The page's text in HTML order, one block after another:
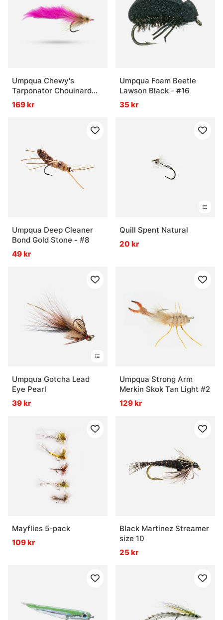
Vad är nymfer?
Umpqua Chewy's
Tarponator Chouinard
Pink/Tan #2/0
169 kr
Umpqua Foam Beetle
Lawson Black - #16
35 kr
Umpqua Deep Cleaner
Bond Gold Stone - #8
49 kr
Quill Spent Natural
20 kr
Umpqua Gotcha Lead
Eye Pearl
39 kr
Umpqua Strong Arm
Merkin Skok Tan Light #2
129 kr
Mayflies 5-pack
109 kr
Black Martinez Streamer
size 10
25 kr